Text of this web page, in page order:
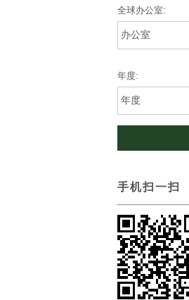
全球办公室:
年度:
手机扫一扫